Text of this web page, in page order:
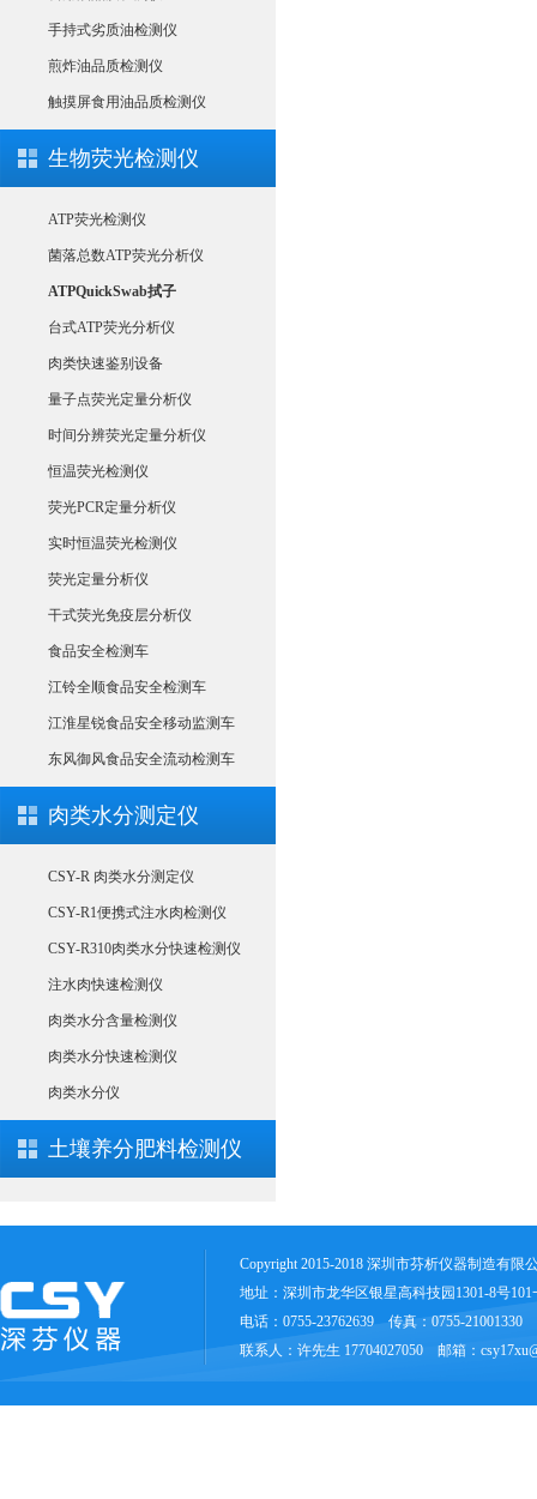
手持式劣质油检测仪
煎炸油品质检测仪
触摸屏食用油品质检测仪
生物荧光检测仪
ATP荧光检测仪
菌落总数ATP荧光分析仪
ATPQuickSwab拭子
台式ATP荧光分析仪
肉类快速鉴别设备
量子点荧光定量分析仪
时间分辨荧光定量分析仪
恒温荧光检测仪
荧光PCR定量分析仪
实时恒温荧光检测仪
荧光定量分析仪
干式荧光免疫层分析仪
食品安全检测车
江铃全顺食品安全检测车
江淮星锐食品安全移动监测车
东风御风食品安全流动检测车
肉类水分测定仪
CSY-R 肉类水分测定仪
CSY-R1便携式注水肉检测仪
CSY-R310肉类水分快速检测仪
注水肉快速检测仪
肉类水分含量检测仪
肉类水分快速检测仪
肉类水分仪
土壤养分肥料检测仪
Copyright 2015-2018 深圳市芬析仪器制造有
地址：深圳市龙华区银星高科技园1301-8号101
电话：0755-23762639 传真：0755-21001330
联系人：许先生 17704027050 邮箱：